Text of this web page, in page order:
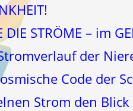
DIE STRÖME – im
der
Code der
Strom den Blick